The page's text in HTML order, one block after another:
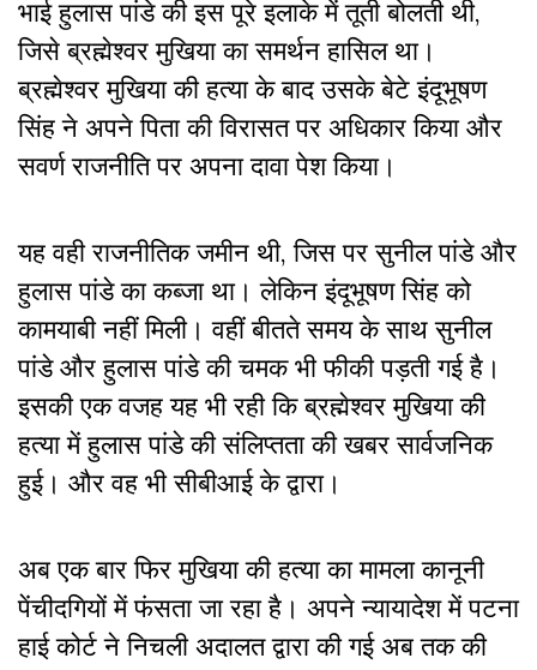
भाई हुलास पांडे की इस पूरे इलाके में तूती बोलती थी,
जिसे ब्रह्मेश्वर मुखिया का समर्थन हासिल था।
ब्रह्मेश्वर मुखिया की हत्या के बाद उसके बेटे इंदूभूषण
सिंह ने अपने पिता की विरासत पर अधिकार किया और
सवर्ण राजनीति पर अपना दावा पेश किया।
यह वही राजनीतिक जमीन थी, जिस पर सुनील पांडे और
हुलास पांडे का कब्जा था। लेकिन इंदूभूषण सिंह को
कामयाबी नहीं मिली। वहीं बीतते समय के साथ सुनील
पांडे और हुलास पांडे की चमक भी फीकी पड़ती गई है।
इसकी एक वजह यह भी रही कि ब्रह्मेश्वर मुखिया की
हत्या में हुलास पांडे की संलिप्तता की खबर सार्वजनिक
हुई। और वह भी सीबीआई के द्वारा।
अब एक बार फिर मुखिया की हत्या का मामला कानूनी
पेंचीदगियों में फंसता जा रहा है। अपने न्यायादेश में पटना
हाई कोर्ट ने निचली अदालत द्वारा की गई अब तक की